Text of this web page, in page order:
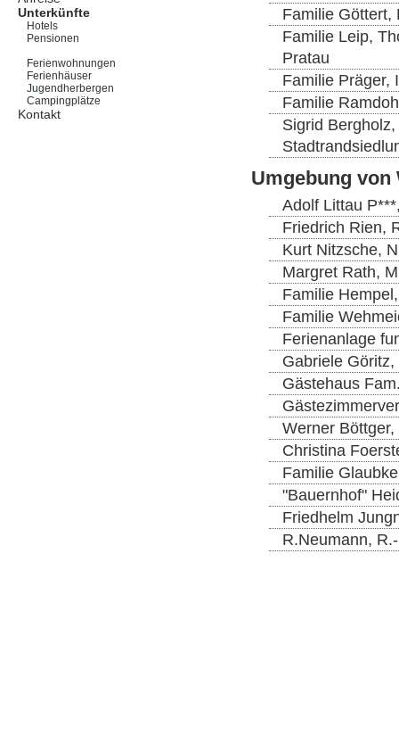
Unterkünfte
Hotels
Pensionen
Ferienwohnungen
Ferienhäuser
Jugendherbergen
Campingplätze
Kontakt
Familie Göttert,
Familie Leip,
Pratau
Familie Präger,
Familie
Sigrid
Umgebung von
Adolf Littau
Friedrich Rien,
Kurt Nitzsche,
Margret Rath,
Familie
Familie
Ferienanlage
Gabriele
Gästehaus
Werner
Christina
Familie
"Bauernhof"
Friedhelm
R.Neumann,